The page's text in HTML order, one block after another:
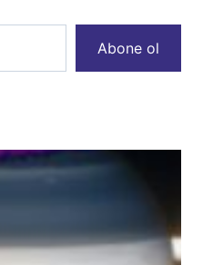
Abone ol